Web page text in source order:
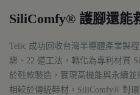
SiliComfy® 護腳還能
Telic 成功回收台灣半導體產業製
驟、22 道工法，轉化為專利材質
於鞋款製造，實現高機能與永續並
相較於傳統鞋材，SiliComfy® 對